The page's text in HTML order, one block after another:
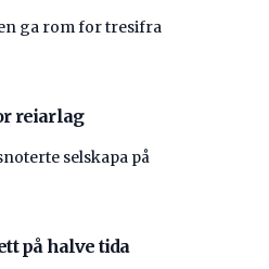
ga rom for tresifra
reiarlag
selskapa på
på halve tida